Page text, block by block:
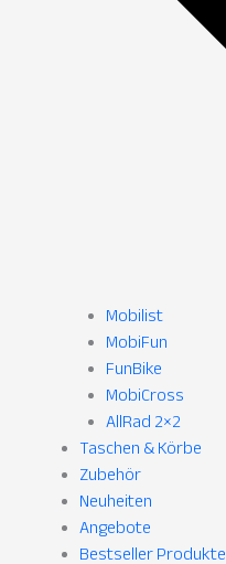
Mobilist
MobiFun
FunBike
MobiCross
AllRad 2×2
Taschen & Körbe
Zubehör
Neuheiten
Angebote
Bestseller Produkte